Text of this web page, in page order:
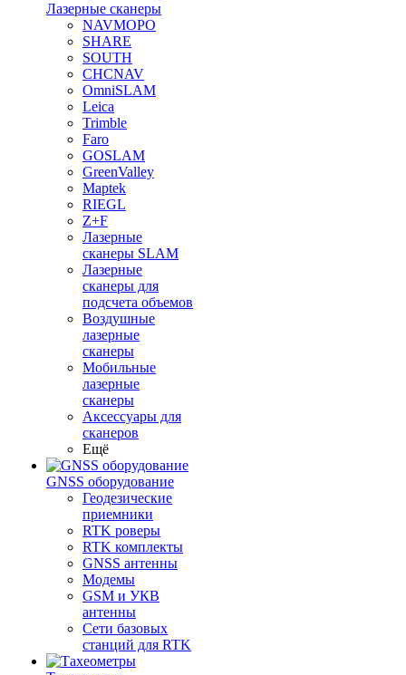
Лазерные сканеры
NAVMOPO
SHARE
SOUTH
CHCNAV
OmniSLAM
Leica
Trimble
Faro
GOSLAM
GreenValley
Maptek
RIEGL
Z+F
Лазерные
сканеры SLAM
Лазерные
сканеры для
подсчета объемов
Воздушные
лазерные
сканеры
Мобильные
лазерные
сканеры
Аксессуары для
сканеров
Ещё
GNSS оборудование
Геодезические
приемники
RTK роверы
RTK комплекты
GNSS антенны
Модемы
GSM и УКВ
антенны
Сети базовых
станций для RTK